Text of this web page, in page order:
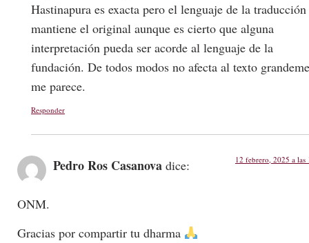
Hastinapura es exacta pero el lenguaje de la traducción
mantiene el original aunque es cierto que alguna
interpretación pueda ser acorde al lenguaje de la
fundación. De todos modos no afecta al texto
me parece.
Responder
Pedro Ros Casanova dice: 12 febrero, 2025 a las
ONM.
Gracias por compartir tu dharma